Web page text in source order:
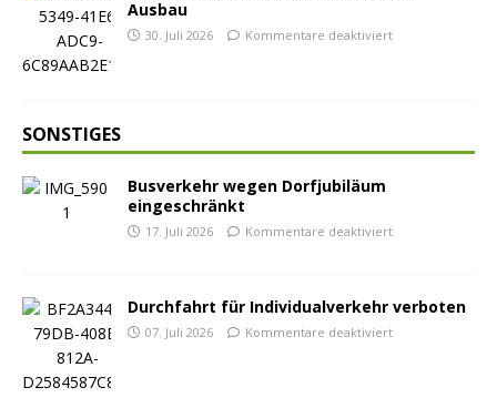
Ausbau
30. Juli 2026 Kommentare deaktiviert
SONSTIGES
Busverkehr wegen Dorfjubiläum
eingeschränkt
17. Juli 2026 Kommentare deaktiviert
Durchfahrt für Individualverkehr verboten
07. Juli 2026 Kommentare deaktiviert